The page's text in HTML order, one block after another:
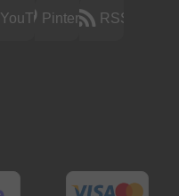
YouTubePinterest RSS